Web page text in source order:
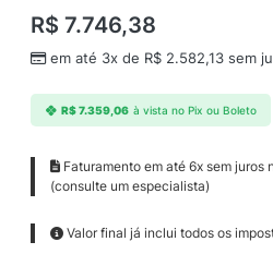
R$ 7.746,38
em até 3x de R$ 2.582,13 sem
R$7.359,06 à vista no Pix ou Boleto
Faturamento em até 6x sem juros
(consulte um especialista)
Valor final já inclui todos os